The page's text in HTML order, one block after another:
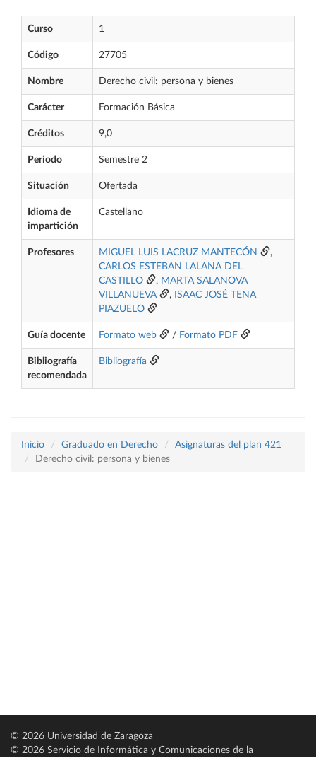
Curso 1
Código 27705
Nombre Derecho civil: persona y bienes
Carácter Formación Básica
Créditos 9,0
Periodo Semestre 2
Situación Ofertada
Idioma de
impartición
Castellano
Profesores MIGUEL LUIS LACRUZ MANTECÓN
,
CARLOS ESTEBAN LALANA DEL
CASTILLO
, MARTA SALANOVA
VILLANUEVA
, ISAAC JOSÉ TENA
PIAZUELO
Guía docente Formato web / Formato PDF
Bibliografía
recomendada
Bibliografía
Inicio Graduado en Derecho
Asignaturas del plan 421
Derecho civil: persona y bienes
© 2026 Universidad de Zaragoza
© 2026 Servicio de Informática y Comunicaciones de la